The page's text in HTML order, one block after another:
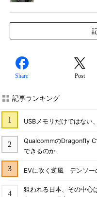
Share Post
記事ランキング
USBメモリだけではない
QualcommのDragonfly
できるのか
EVに吹く逆風 デンソー
狙われる日本、その中